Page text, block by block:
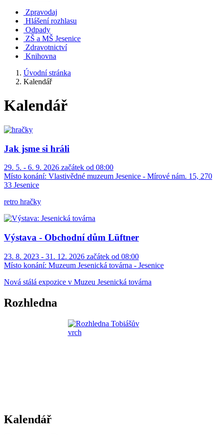
Zpravodaj
Hlášení rozhlasu
Odpady
ZŠ a MŠ Jesenice
Zdravotnictví
Knihovna
Úvodní stránka
Kalendář
Kalendář
Jak jsme si hráli
29. 5. - 6. 9. 2026 začátek od 08:00
Místo konání: Vlastivědné muzeum Jesenice - Mírové nám. 15, 270
33 Jesenice
retro hračky
Výstava - Obchodní dům Lüftner
23. 8. 2023 - 31. 12. 2026 začátek od 08:00
Místo konání: Muzeum Jesenická továrna - Jesenice
Nová stálá expozice v Muzeu Jesenická továrna
Rozhledna
Kalendář